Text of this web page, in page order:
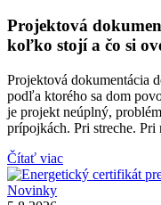
Projektová
koľko stojí a čo si
Projektová dokumentácia
podľa ktorého sa dom
je projekt neúplný,
prípojkách. Pri streche. Pri
Čítať viac
Novinky